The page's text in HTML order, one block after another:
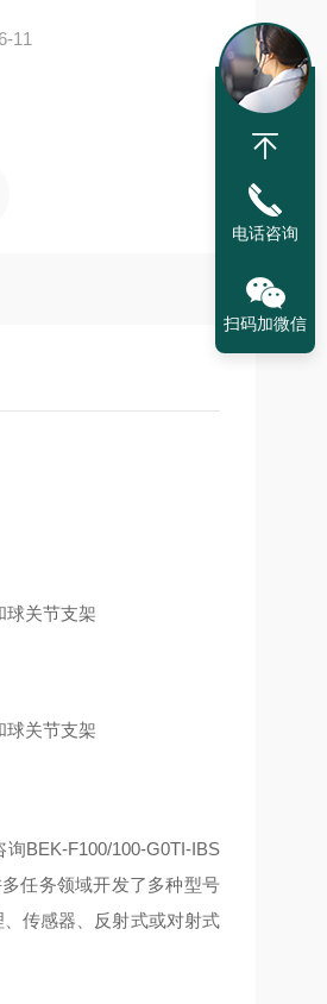
11
球关节支架
球关节支架
BEK-F100/100-G0TI-IBS
任务领域开发了多种型号
传感器、反射式或对射式
电话咨询
扫码加微信